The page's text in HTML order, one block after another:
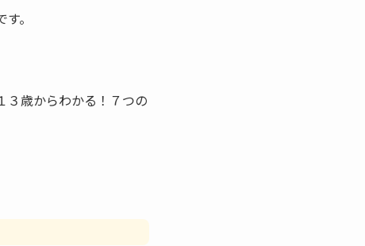
。
歳からわかる！７つの